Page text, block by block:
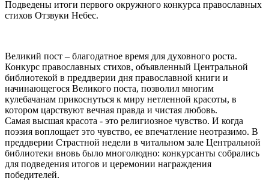
Подведены итоги первого окружного конкурса православных
стихов Отзвуки Небес.
Великий пост – благодатное время для духовного роста.
Конкурс православных стихов, объявленный Центральной
библиотекой в преддверии дня православной книги и
начинающегося Великого поста, позволил многим
кулебачанам прикоснуться к миру нетленной красоты, в
котором царствуют вечная правда и чистая любовь.
Самая высшая красота - это религиозное чувство. И когда
поэзия воплощает это чувство, ее впечатление неотразимо. В
преддверии Страстной недели в читальном зале Центральной
библиотеки вновь было многолюдно: конкурсанты собрались
для подведения итогов и церемонии награждения
победителей.